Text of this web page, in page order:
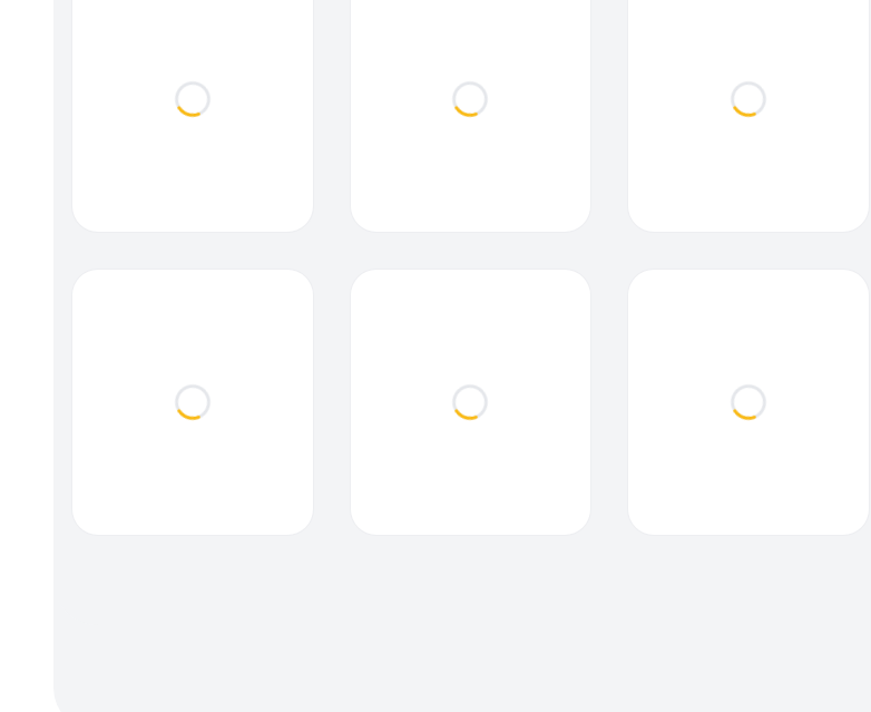
Loading... Loading... Loading...
Loading... Loading... Loading...